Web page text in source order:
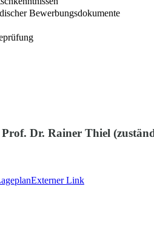
Bewerbungsdokumente
Dr. Rainer Thiel
Externer Link